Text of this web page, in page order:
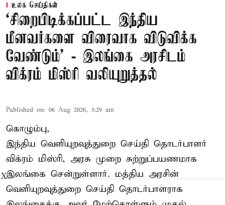
உலக செய்திகள்
‘சிறைபிடிக்கப்பட்ட இந்திய
மீனவர்களை விரைவாக விடுவிக்க
வேண்டும்' - இலங்கை அரசிடம்
விக்ரம் மிஸ்ரி வலியுறுத்தல்
Published on: 06 Aug 2026, 5:29 am
கொழும்பு,
இந்திய வெளியுறவுத்துறை செய்தி தொடர்பாளர்
விக்ரம் மிஸ்ரி, அரசு முறை சுற்றுப்பயணமாக
இலங்கை சென்றுள்ளார். மத்திய அரசின்
வெளியுறவுத்துறை செய்தி தொடர்பாளராக
X